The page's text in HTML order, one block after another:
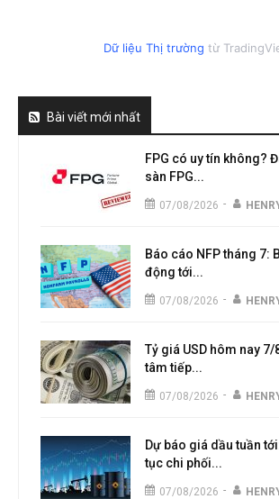
Dữ liệu Thị trường từ
Bài viết mới nhất
FPG có uy tín không?
sàn FPG...
07/08/2026 -
Báo cáo NFP tháng 7:
động tới...
07/08/2026 -
Tỷ giá USD hôm nay
tâm tiếp...
07/08/2026 -
Dự báo giá dầu tuần
tục chi phối...
07/08/2026 -